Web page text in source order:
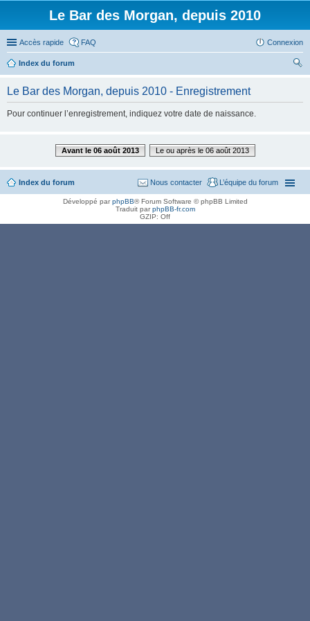
Le Bar des Morgan, depuis 2010
Accès rapide FAQ Connexion
Index du forum
Le Bar des Morgan, depuis 2010 - Enregistrement
Pour continuer l’enregistrement, indiquez votre date de naissance.
Avant le 06 août 2013 Le ou après le 06 août 2013
Index du forum L’équipe du forum
Nous contacter
Développé parphpBB® Forum Software © phpBB Limited
Traduit parphpBB-fr.com
GZIP: Off